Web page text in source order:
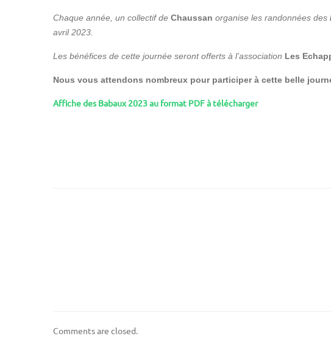
Chaque année, un collectif de Chaussan organise les randonnées des
avril 2023.
Les bénéfices de cette journée seront offerts à l’association Les
Nous vous attendons nombreux pour participer à cette belle
Affiche des Babaux 2023 au format PDF à télécharger
Comments are closed.